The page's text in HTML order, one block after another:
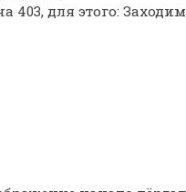
403, для этого: